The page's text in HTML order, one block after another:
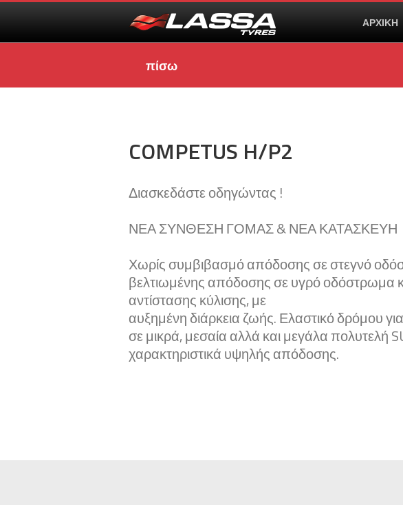
ΑΡΧΙΚΗ
πίσω
COMPETUS H/P2
Διασκεδάστε οδηγώντας !
ΝΕΑ ΣΥΝΘΕΣΗ ΓΟΜΑΣ & ΝΕΑ ΚΑΤΑΣΚΕΥΗ
Χωρίς συμβιβασμό απόδοσης σε στεγνό
βελτιωμένης απόδοσης σε υγρό οδόστρωμα
αντίστασης κύλισης, με
αυξημένη διάρκεια ζωής. Ελαστικό δρόμου
σε μικρά, μεσαία αλλά και μεγάλα πολυτελή
χαρακτηριστικά υψηλής απόδοσης.